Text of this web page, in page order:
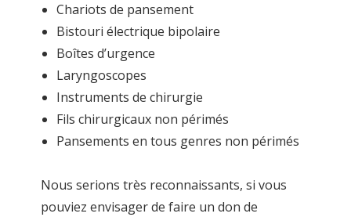
Chariots de pansement
Bistouri électrique bipolaire
Boîtes d’urgence
Laryngoscopes
Instruments de chirurgie
Fils chirurgicaux non périmés
Pansements en tous genres non périmés
Nous serions très reconnaissants, si vous
pouviez envisager de faire un don de